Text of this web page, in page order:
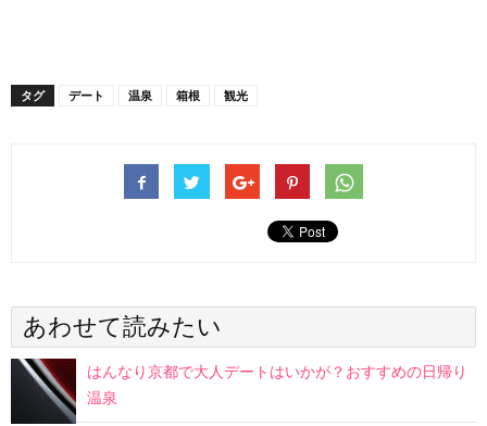
タグ デート 温泉 箱根 観光
あわせて読みたい
はんなり京都で大人デートはいかが？おすすめの日帰り
温泉